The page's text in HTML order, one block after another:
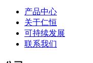
产品中心
关于仁恒
可持续发展
联系我们